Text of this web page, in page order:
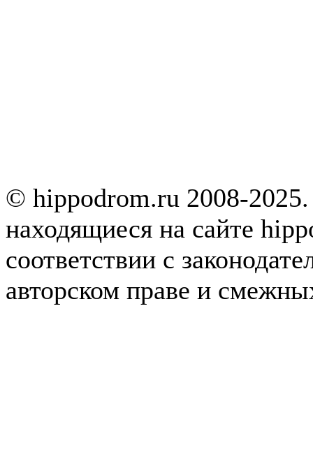
© hippodrom.ru 2008-
находящиеся на сайте
соответствии с
авторском праве и